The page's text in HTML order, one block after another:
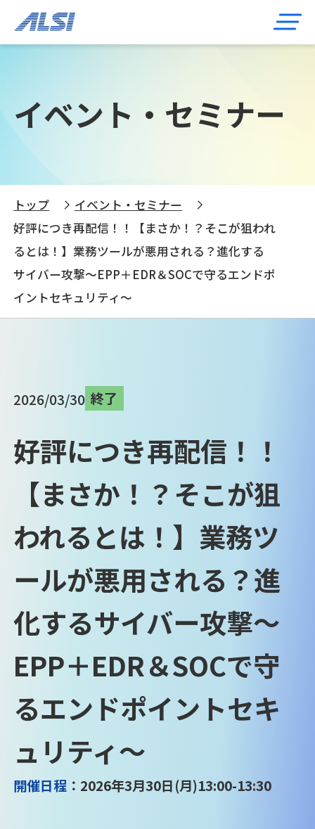
イベント・セミナー
トップ
イベント・セミナー
好評につき再配信！！【まさか！？そこが狙われ
るとは！】業務ツールが悪用される？進化する
サイバー攻撃～EPP＋EDR＆SOCで守るエンドポ
イントセキュリティ～
2026/03/30 終了
好評につき再配信！！
【まさか！？そこが狙
われるとは！】業務ツ
ールが悪用される？進
化するサイバー攻撃～
EPP＋EDR＆SOCで守
るエンドポイントセキ
ュリティ～
開催日程 ：2026年3月30日(月)13:00-13:30